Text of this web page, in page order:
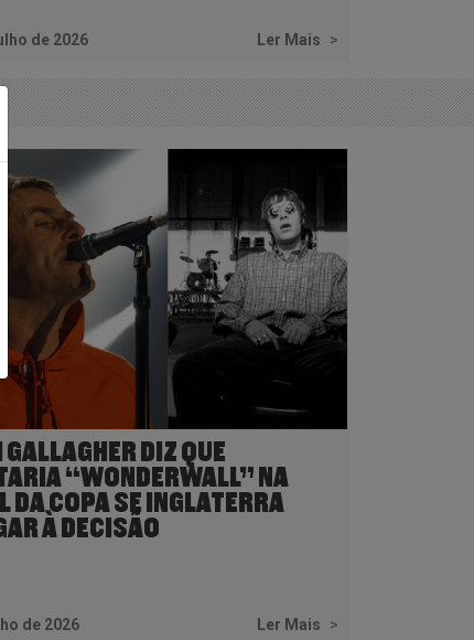
de 2026 Ler Mais >
GALLAGHER DIZ QUE
“WONDERWALL” NA
DA COPA SE INGLATERRA
À DECISÃO
de 2026 Ler Mais >